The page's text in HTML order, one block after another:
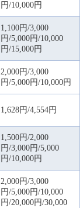
円/10,000円
1,100円/3,000
円/5,000円/10,000
円/15,000円
2,000円/3,000
円/5,000円/10,000円
1,628円/4,554円
1,500円/2,000
円/3,000円/5,000
円/10,000円
2,000円/3,000
円/5,000円/10,000
円/20,000円/30,000